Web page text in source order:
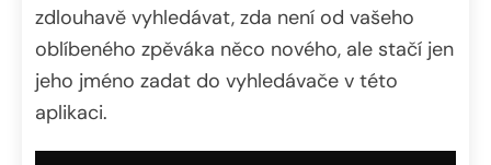
zdlouhavě vyhledávat, zda není od vašeho
oblíbeného zpěváka něco nového, ale stačí jen
jeho jméno zadat do vyhledávače v této
aplikaci.